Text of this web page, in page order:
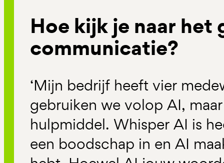
Hoe kijk je naar het
communicatie?
‘Mijn bedrijf heeft vier
gebruiken we volop AI,
hulpmiddel. Whisper AI is
een boodschap in en AI